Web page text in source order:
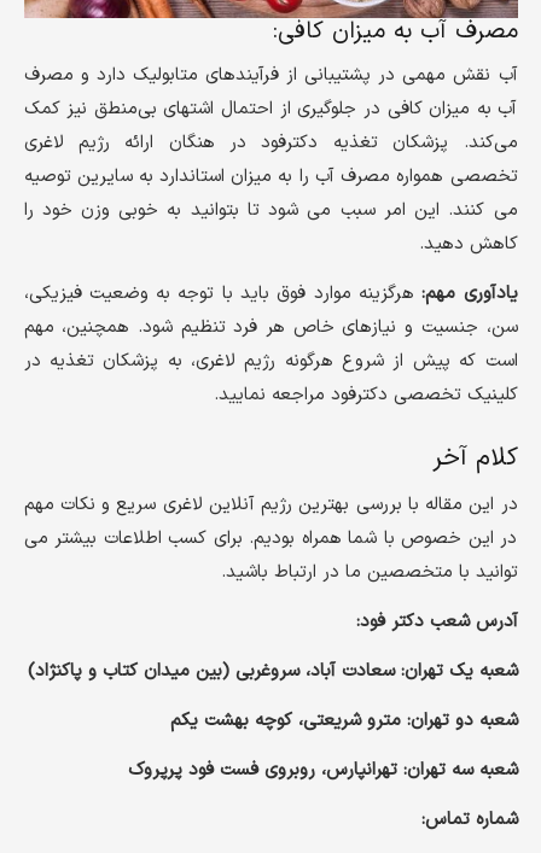
مصرف آب به میزان کافی:
آب نقش مهمی در پشتیبانی از فرآیندهای متابولیک دارد و مصرف
آب به میزان کافی در جلوگیری از احتمال اشتهای بی‌منطق نیز کمک
می‌کند. پزشکان تغذیه دکترفود در هنگان ارائه رژیم لاغری
تخصصی همواره مصرف آب را به میزان استاندارد به سایرین توصیه
می کنند. این امر سبب می شود تا بتوانید به خوبی وزن خود را
کاهش دهید.
یادآوری مهم:هرگزینه موارد فوق باید با توجه به وضعیت فیزیکی،
سن، جنسیت و نیازهای خاص هر فرد تنظیم شود. همچنین، مهم
است که پیش از شروع هرگونه رژیم لاغری، به پزشکان تغذیه در
کلینیک تخصصی دکترفود مراجعه نمایید.
کلام آخر
در این مقاله با بررسی بهترین رژیم آنلاین لاغری سریع و نکات مهم
در این خصوص با شما همراه بودیم. برای کسب اطلاعات بیشتر می
توانید با متخصصین ما در ارتباط باشید.
آدرس شعب دکتر فود:
شعبه یک تهران: سعادت آباد، سروغربی (بین میدان کتاب و پاکنژاد)
شعبه دو تهران: مترو شریعتی، کوچه بهشت یکم
شعبه سه تهران: تهرانپارس، روبروی فست فود پرپروک
شماره تماس: